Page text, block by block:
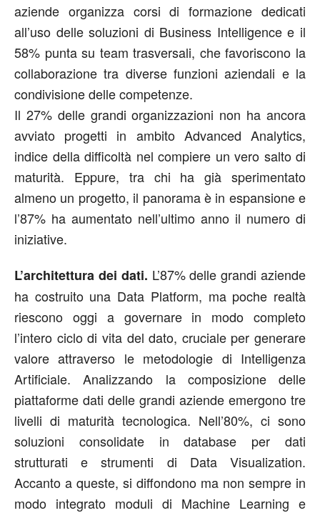
aziende organizza corsi di formazione dedicati
all’uso delle soluzioni di Business Intelligence e il
58% punta su team trasversali, che favoriscono la
collaborazione tra diverse funzioni aziendali e la
condivisione delle competenze.
Il 27% delle grandi organizzazioni non ha ancora
avviato progetti in ambito Advanced Analytics,
indice della difficoltà nel compiere un vero salto di
maturità. Eppure, tra chi ha già sperimentato
almeno un progetto, il panorama è in espansione e
l’87% ha aumentato nell’ultimo anno il numero di
iniziative.
L’architettura dei dati. L’87% delle grandi aziende
ha costruito una Data Platform, ma poche realtà
riescono oggi a governare in modo completo
l’intero ciclo di vita del dato, cruciale per generare
valore attraverso le metodologie di Intelligenza
Artificiale. Analizzando la composizione delle
piattaforme dati delle grandi aziende emergono tre
livelli di maturità tecnologica. Nell’80%, ci sono
soluzioni consolidate in database per dati
strutturati e strumenti di Data Visualization.
Accanto a queste, si diffondono ma non sempre in
modo integrato moduli di Machine Learning e